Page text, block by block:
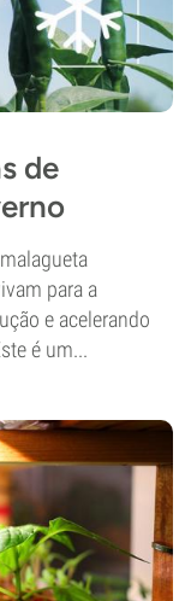
de
para a
e acelerando
é um...